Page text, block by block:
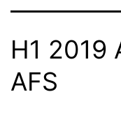
H1 2019
AFS